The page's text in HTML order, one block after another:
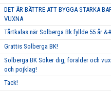
DET ÄR BÄTTRE ATT BYGGA STARKA
VUXNA
Tårtkalas när Solberga Bk fyllde 55 år
Grattis Solberga BK!
Solberga BK Söker dig, förälder och
och pojklag!
Tack!